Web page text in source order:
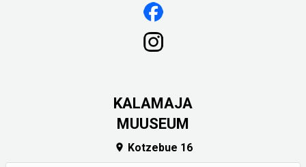
KALAMAJA
MUUSEUM
 Kotzebue 16